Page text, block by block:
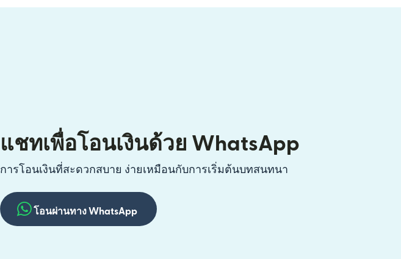
แชทเพื่อโอนเงินด้วย WhatsApp
การโอนเงินที่สะดวกสบาย ง่ายเหมือนกับการเริ่มต้นบทสนทนา
โอนผ่านทาง WhatsApp